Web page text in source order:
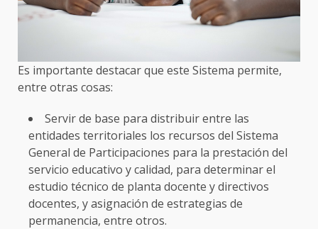
Es importante destacar que este Sistema permite,
entre otras cosas:
Servir de base para distribuir entre las
entidades territoriales los recursos del Sistema
General de Participaciones para la prestación del
servicio educativo y calidad, para determinar el
estudio técnico de planta docente y directivos
docentes, y asignación de estrategias de
permanencia, entre otros.